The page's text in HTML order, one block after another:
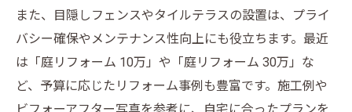
エクステリア費用別リフォーム計画の立て
方
庭リフォーム50万円でできる具体例と注意
点
100万円で満足度を高めるエクステリア戦略
また、目隠しフェンスやタイルテラスの設置は、プライ
バシー確保やメンテナンス性向上にも役立ちます。最近
は「庭リフォーム 10万」や「庭リフォーム 30万」な
ど、予算に応じたリフォーム事例も豊富です。施工例や